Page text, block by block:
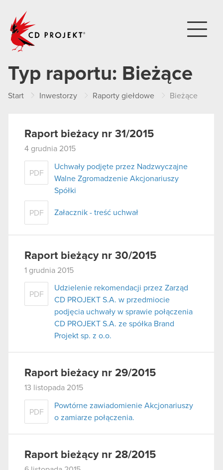
Typ raportu: Bieżące
Start Inwestorzy Raporty giełdowe Bieżące
Raport bieżacy nr 31/2015
4 grudnia 2015
PDF
Uchwały podjęte przez Nadzwyczajne
Walne Zgromadzenie Akcjonariuszy
Spółki
PDF Załacznik - treść uchwał
Raport bieżący nr 30/2015
1 grudnia 2015
PDF
Udzielenie rekomendacji przez Zarząd
CD PROJEKT S.A. w przedmiocie
podjęcia uchwały w sprawie połączenia
CD PROJEKT S.A. ze spółka Brand
Projekt sp. z o.o.
Raport bieżacy nr 29/2015
13 listopada 2015
PDF
Powtórne zawiadomienie Akcjonariuszy
o zamiarze połączenia.
Raport bieżący nr 28/2015